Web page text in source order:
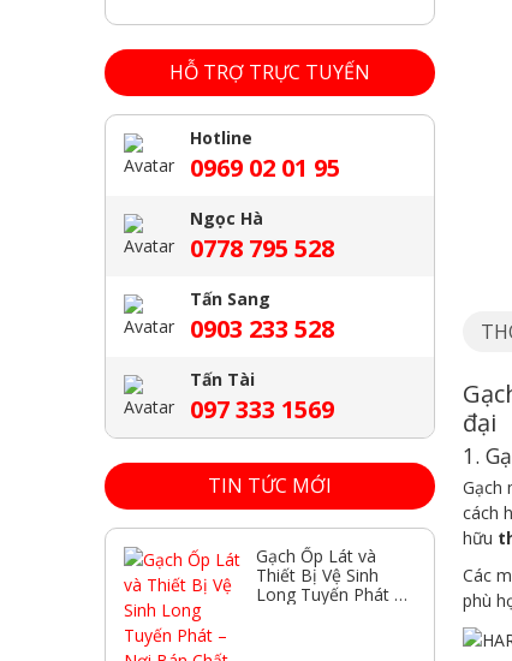
đại
1.
Gạch
cách
hữu
Các
phù
HỖ TRỢ TRỰC TUYẾN
Hotline
0969 02 01 95
Ngọc Hà
0778 795 528
Tấn Sang
0903 233 528
Tấn Tài
097 333 1569
TIN TỨC MỚI
Gạch Ốp Lát và
Thiết Bị Vệ Sinh
Long Tuyến Phát –